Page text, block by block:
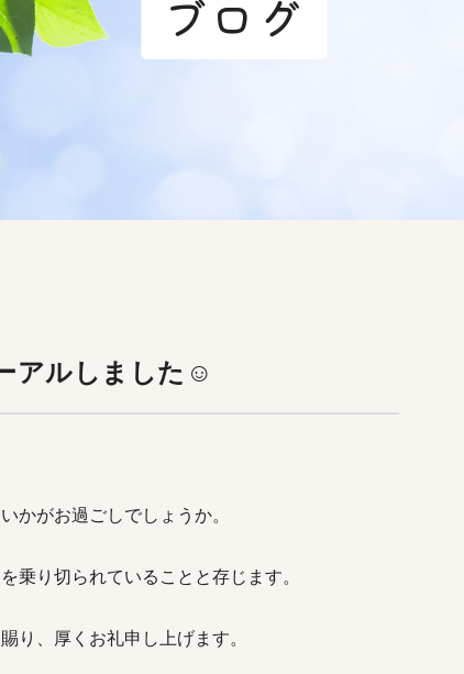
ブログ
アルしました☺
かがお過ごしでしょうか。
乗り切られていることと存じます。
り、厚くお礼申し上げます。